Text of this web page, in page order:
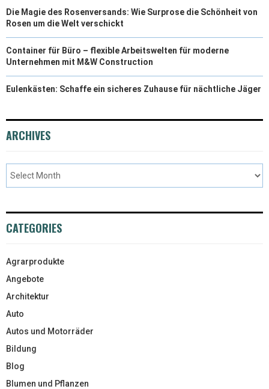
Die Magie des Rosenversands: Wie Surprose die Schönheit von
Rosen um die Welt verschickt
Container für Büro – flexible Arbeitswelten für moderne
Unternehmen mit M&W Construction
Eulenkästen: Schaffe ein sicheres Zuhause für nächtliche Jäger
ARCHIVES
CATEGORIES
Agrarprodukte
Angebote
Architektur
Auto
Autos und Motorräder
Bildung
Blog
Blumen und Pflanzen